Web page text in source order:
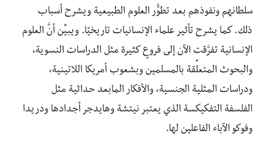
سلطانهم ونفوذهم بعد تطوُّر العلوم الطبيعية ويشرح أسباب
ذلك. كما يشرح تأثير علماء الإنسانيات تاريخيًا. ويبيِّن أنَّ العلوم
الإنسانية تفرَّقت الآن إلى فروعٍ كثيرة مثل الدراسات النسوية،
والبحوث المتعلِّقة بالمسلمين وبشعوب أمريكا اللاتينية،
ودراسات المثلية الجنسية، والأفكار المابعد حداثية مثل
الفلسفة التفكيكسة الذي يعتبر نيتشة وهايدجر أجدادها ودريدا
وفوكو الآباء الفاعلين لها.